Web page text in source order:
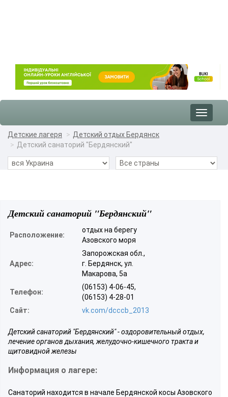
Toggle
Детские лагеря
Детский отдых Бердянск
Детский санаторий "Бердянский"
Детский санаторий "Бердянский"
Расположение:
отдых на берегу
Азовского моря
Адрес:
Запорожская обл.,
г. Бердянск, ул.
Макарова, 5а
Телефон:
(06153) 4-06-45,
(06153) 4-28-01
Сайт:
vk.com/dcccb_2013
Детский санаторий "Бердянский" - оздоровительный отдых,
лечение органов дыхания, желудочно-кишечного тракта и
щитовидной железы
Информация о лагере:
Санаторий находится в начале Бердянской косы Азовского